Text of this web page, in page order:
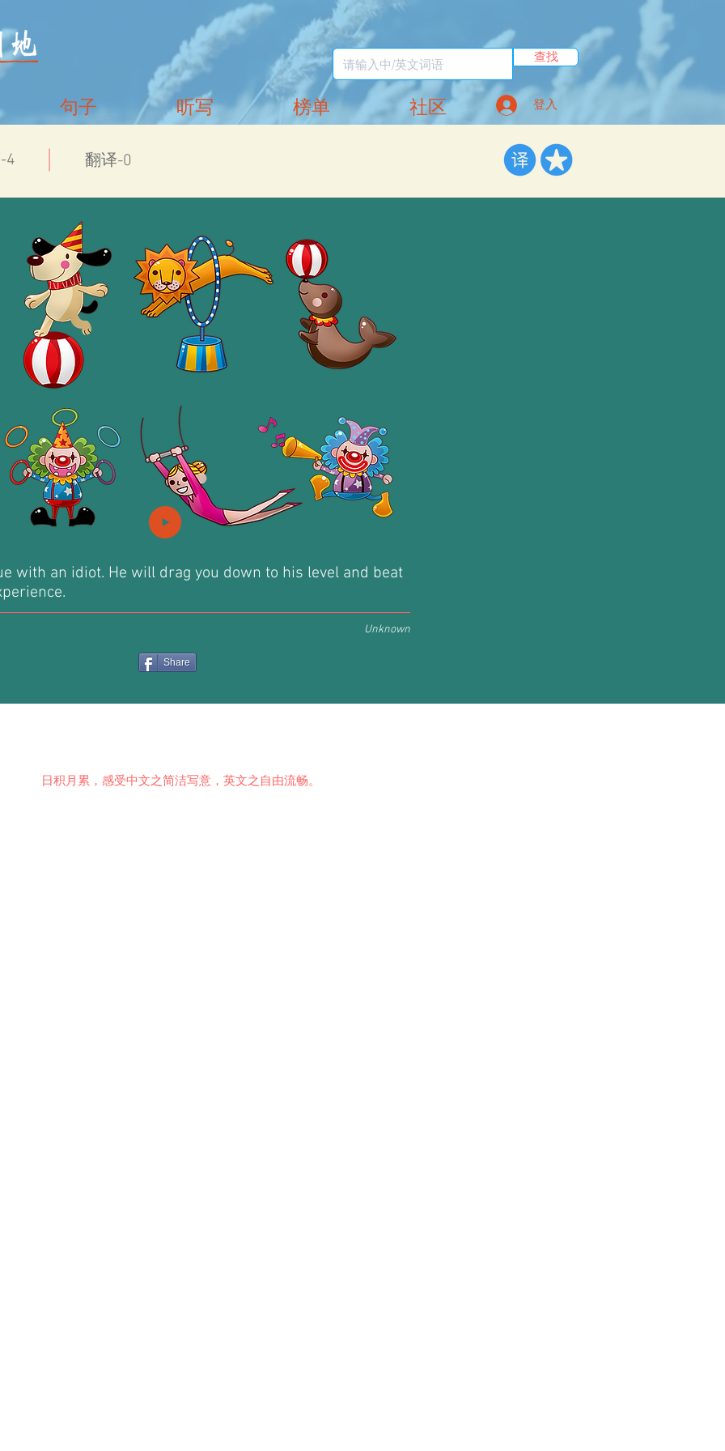
查找
登入
句子 听写 榜单 社区
4 翻译-0
with an idiot. He will drag you down to his level and beat
Unknown
Share
日积月累，感受中文之简洁写意，英文之自由流畅。